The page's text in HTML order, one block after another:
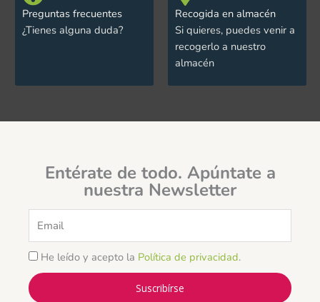
Preguntas frecuentes
¿Tienes alguna duda?
Recogida en almacén
Si quieres, puedes venir a
recogerlo a nuestro
almacén
Entérate de todo. Apúntate a
nuestra Newsletter
He leído y acepto la Política de privacidad.
Suscribírse